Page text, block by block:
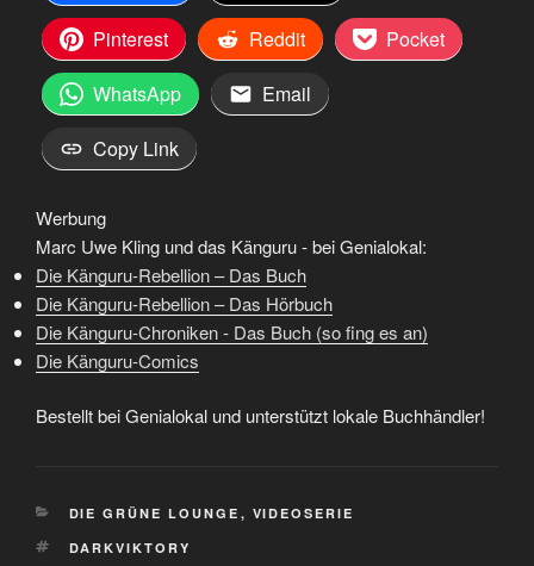
Pinterest
Reddit
Pocket
WhatsApp
Email
Copy Link
Werbung
Marc Uwe Kling und das Känguru - bei Genialokal:
Die Känguru-Rebellion – Das Buch
Die Känguru-Rebellion – Das Hörbuch
Die Känguru-Chroniken - Das Buch (so fing es an)
Die Känguru-Comics
Bestellt bei Genialokal und unterstützt lokale Buchhändler!
KATEGORIEN
DIE GRÜNE LOUNGE , VIDEOSERIE
SCHLAGWÖRTER
DARKVIKTORY